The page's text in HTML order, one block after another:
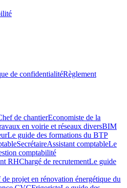
de confidentialitéRèglement
de chantierEconomiste de la
en voirie et réseaux diversBIM
Le guide des formations du BTP
SecrétaireAssistant comptableLe
comptabilité
RHChargé de recrutementLe guide
de projet en rénovation énergétique du